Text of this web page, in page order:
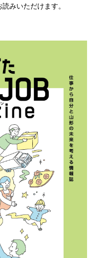
みいただけます。